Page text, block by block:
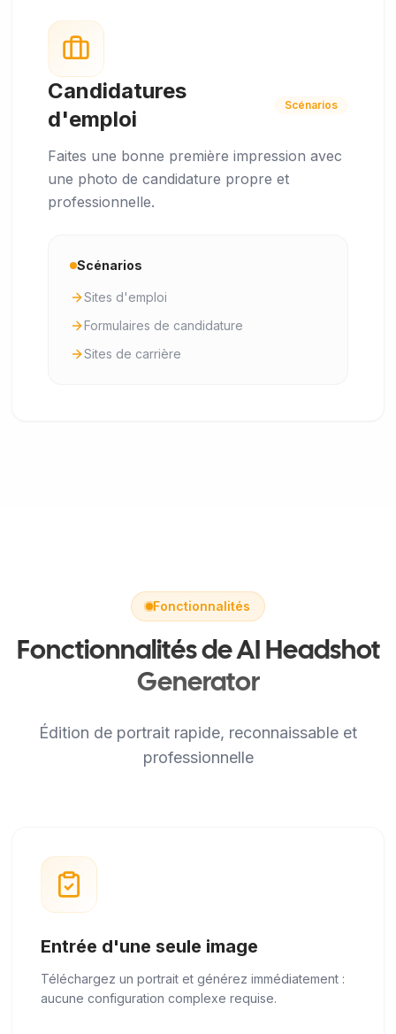
Candidatures
d'emploi
Scénarios
Faites une bonne première impression avec
une photo de candidature propre et
professionnelle.
Scénarios
Sites d'emploi
Formulaires de candidature
Sites de carrière
Fonctionnalités
Fonctionnalités de AI Headshot
Generator
Édition de portrait rapide, reconnaissable et
professionnelle
Entrée d'une seule image
Téléchargez un portrait et générez immédiatement :
aucune configuration complexe requise.